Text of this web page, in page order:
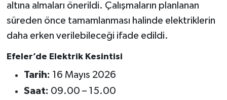
altına almaları önerildi. Çalışmaların planlanan
süreden önce tamamlanması halinde elektriklerin
daha erken verilebileceği ifade edildi.
Efeler’de Elektrik Kesintisi
Tarih: 16 Mayıs 2026
Saat: 09.00 – 15.00